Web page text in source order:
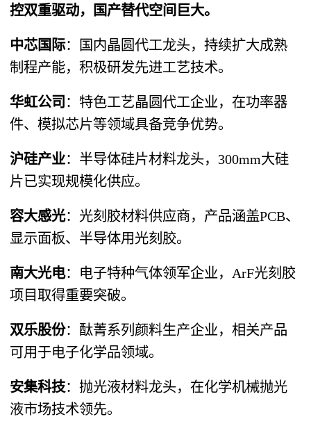
控双重驱动，国产替代空间巨大。
中芯国际​：国内晶圆代工龙头，持续扩大成熟
制程产能，积极研发先进工艺技术。
华虹公司 ​：特色工艺晶圆代工企业，在功率器
件、模拟芯片等领域具备竞争优势。
沪硅产业​：半导体硅片材料龙头，300mm大硅
片已实现规模化供应。
容大感光​：光刻胶材料供应商，产品涵盖PCB、
显示面板、半导体用光刻胶。
南大光电​：电子特种气体领军企业，ArF光刻胶
项目取得重要突破。
双乐股份​：酞菁系列颜料生产企业，相关产品
可用于电子化学品领域。
安集科技​：抛光液材料龙头，在化学机械抛光
液市场技术领先。